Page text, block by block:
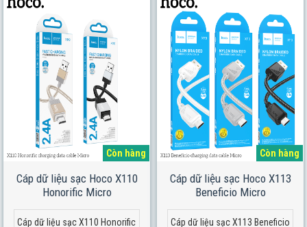
Còn hàng
Cáp dữ liệu sạc Hoco X110
Honorific Micro
Cáp dữ liệu sạc X110 Honorific
Còn hàng
Cáp dữ liệu sạc Hoco X113
Beneficio Micro
Cáp dữ liệu sạc X113 Beneficio